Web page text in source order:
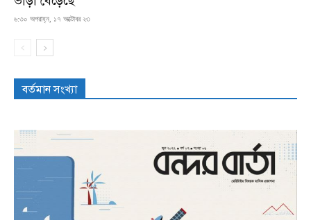
৬:৩০ অপরাহ্ন, ১৭ অক্টোবর ২৩
বর্তমান সংখ্যা